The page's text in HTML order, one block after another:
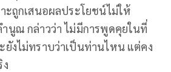
ะถูกเสนอผลประโยชน์ไม่ให้
นูณ กล่าวว่า ไม่มีการพูดคุยในที่
งไม่ทราบว่าเป็นท่านไหน แต่คง